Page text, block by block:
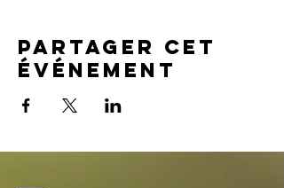
Partager cet
événement